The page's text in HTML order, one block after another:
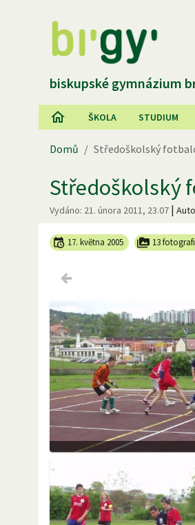
biskupské gymnázium
ŠKOLA STUDIUM
Domů / Středoškolský
Středoškolský
Vydáno: 21. února 2011, 23.07 |
17. května 2005 13